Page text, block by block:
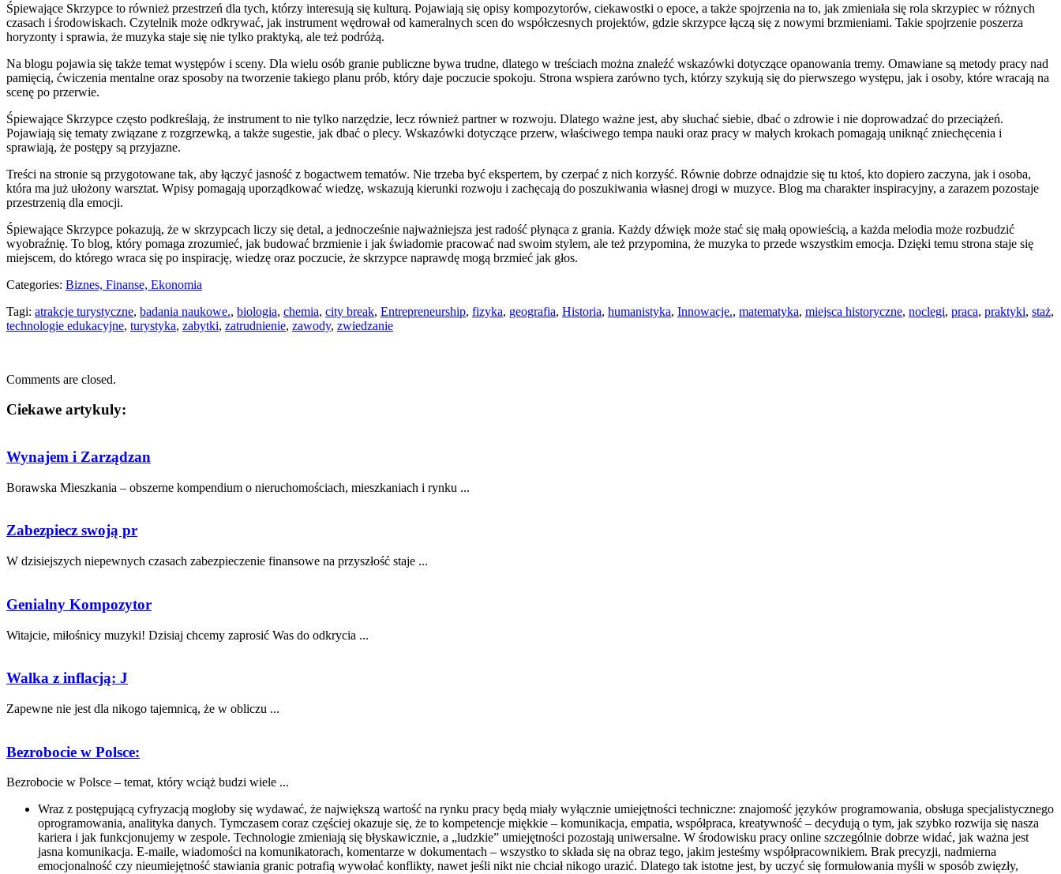
Śpiewające Skrzypce to również przestrzeń dla tych, którzy interesują się kulturą. Pojawiają się opisy kompozytorów, ciekawostki o epoce, a także spojrzenia na to, jak zmieniała się rola skrzypiec w różnych
czasach i środowiskach. Czytelnik może odkrywać, jak instrument wędrował od kameralnych scen do współczesnych projektów, gdzie skrzypce łączą się z nowymi brzmieniami. Takie spojrzenie poszerza
horyzonty i sprawia, że muzyka staje się nie tylko praktyką, ale też podróżą.
Na blogu pojawia się także temat występów i sceny. Dla wielu osób granie publiczne bywa trudne, dlatego w treściach można znaleźć wskazówki dotyczące opanowania tremy. Omawiane są metody pracy nad
pamięcią, ćwiczenia mentalne oraz sposoby na tworzenie takiego planu prób, który daje poczucie spokoju. Strona wspiera zarówno tych, którzy szykują się do pierwszego występu, jak i osoby, które wracają na
scenę po przerwie.
Śpiewające Skrzypce często podkreślają, że instrument to nie tylko narzędzie, lecz również partner w rozwoju. Dlatego ważne jest, aby słuchać siebie, dbać o zdrowie i nie doprowadzać do przeciążeń.
Pojawiają się tematy związane z rozgrzewką, a także sugestie, jak dbać o plecy. Wskazówki dotyczące przerw, właściwego tempa nauki oraz pracy w małych krokach pomagają uniknąć zniechęcenia i
sprawiają, że postępy są przyjazne.
Treści na stronie są przygotowane tak, aby łączyć jasność z bogactwem tematów. Nie trzeba być ekspertem, by czerpać z nich korzyść. Równie dobrze odnajdzie się tu ktoś, kto dopiero zaczyna, jak i osoba,
która ma już ułożony warsztat. Wpisy pomagają uporządkować wiedzę, wskazują kierunki rozwoju i zachęcają do poszukiwania własnej drogi w muzyce. Blog ma charakter inspiracyjny, a zarazem pozostaje
przestrzenią dla emocji.
Śpiewające Skrzypce pokazują, że w skrzypcach liczy się detal, a jednocześnie najważniejsza jest radość płynąca z grania. Każdy dźwięk może stać się małą opowieścią, a każda melodia może rozbudzić
wyobraźnię. To blog, który pomaga zrozumieć, jak budować brzmienie i jak świadomie pracować nad swoim stylem, ale też przypomina, że muzyka to przede wszystkim emocja. Dzięki temu strona staje się
miejscem, do którego wraca się po inspirację, wiedzę oraz poczucie, że skrzypce naprawdę mogą brzmieć jak głos.
Categories: Biznes, Finanse, Ekonomia
Tagi: atrakcje turystyczne, badania naukowe., biologia, chemia, city break, Entrepreneurship, fizyka, geografia, Historia, humanistyka, Innowacje., matematyka, miejsca historyczne, noclegi, praca, praktyki, staż,
technologie edukacyjne, turystyka, zabytki, zatrudnienie, zawody, zwiedzanie
Comments are closed.
Ciekawe artykuly:
Wynajem i Zarządzan
Borawska Mieszkania – obszerne kompendium o nieruchomościach, mieszkaniach i rynku ...
Zabezpiecz swoją pr
W dzisiejszych niepewnych czasach zabezpieczenie‍ finansowe na przyszłość staje ...
Genialny Kompozytor
Witajcie, miłośnicy muzyki! Dzisiaj chcemy zaprosić Was do odkrycia ...
Walka z inflacją: J
Zapewne nie jest dla nikogo tajemnicą, ⁣że w obliczu ...
Bezrobocie w Polsce:
Bezrobocie w Polsce – temat, który wciąż budzi wiele ...
Wraz z postępującą cyfryzacją mogłoby się wydawać, że największą wartość na rynku pracy będą miały wyłącznie umiejętności techniczne: znajomość języków programowania, obsługa specjalistycznego
oprogramowania, analityka danych. Tymczasem coraz częściej okazuje się, że to kompetencje miękkie – komunikacja, empatia, współpraca, kreatywność – decydują o tym, jak szybko rozwija się nasza
kariera i jak funkcjonujemy w zespole. Technologie zmieniają się błyskawicznie, a „ludzkie” umiejętności pozostają uniwersalne. W środowisku pracy online szczególnie dobrze widać, jak ważna jest
jasna komunikacja. E-maile, wiadomości na komunikatorach, komentarze w dokumentach – wszystko to składa się na obraz tego, jakim jesteśmy współpracownikiem. Brak precyzji, nadmierna
emocjonalność czy nieumiejętność stawiania granic potrafią wywołać konflikty, nawet jeśli nikt nie chciał nikogo urazić. Dlatego tak istotne jest, by uczyć się formułowania myśli w sposób zwięzły,